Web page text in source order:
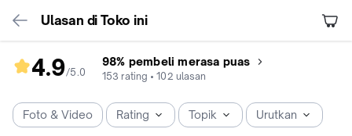
Ulasan di Toko ini
4.9/5.0
rating
4.9
dari
98% pembeli merasa puas
153 rating • 102 ulasan
Foto & Video Rating Topik Urutkan